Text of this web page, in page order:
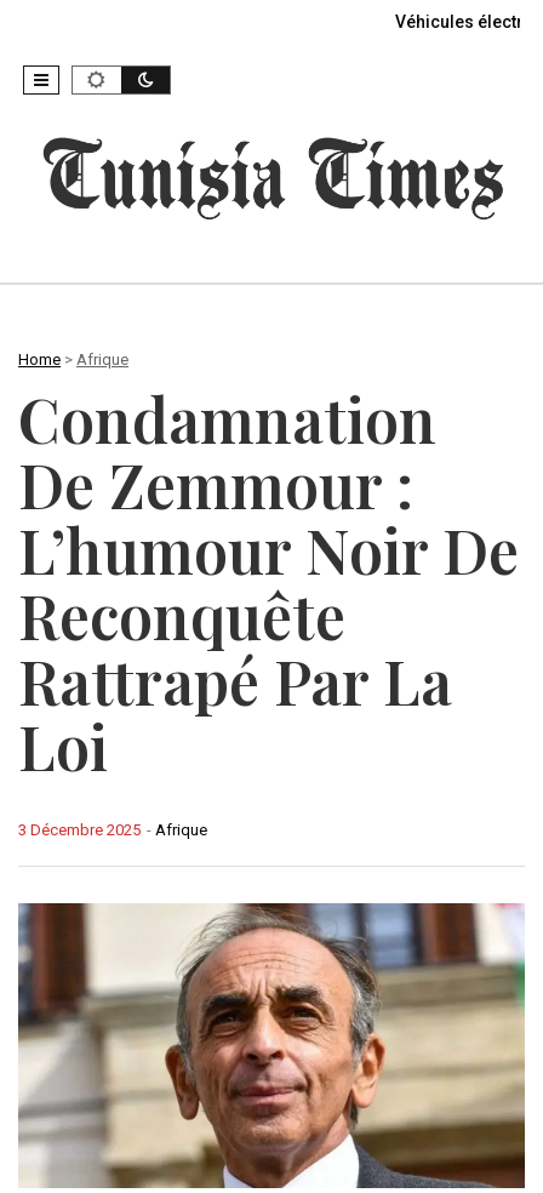
Véhicules
Home > Afrique
Condamnation
De Zemmour :
L’humour Noir De
Reconquête
Rattrapé Par La
Loi
- Afrique
3 Décembre 2025